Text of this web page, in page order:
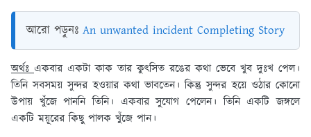
আরো পড়ুনঃ An unwanted incident Completing Story
অর্থঃ একবার একটা কাক তার কুৎসিত রঙের কথা ভেবে খুব দুঃখ পেল।
তিনি সবসময় সুন্দর হওয়ার কথা ভাবতেন। কিন্তু সুন্দর হয়ে ওঠার কোনো
উপায় খুঁজে পাননি তিনি। একবার সুযোগ পেলেন। তিনি একটি জঙ্গলে
একটি ময়ূরের কিছু পালক খুঁজে পান।